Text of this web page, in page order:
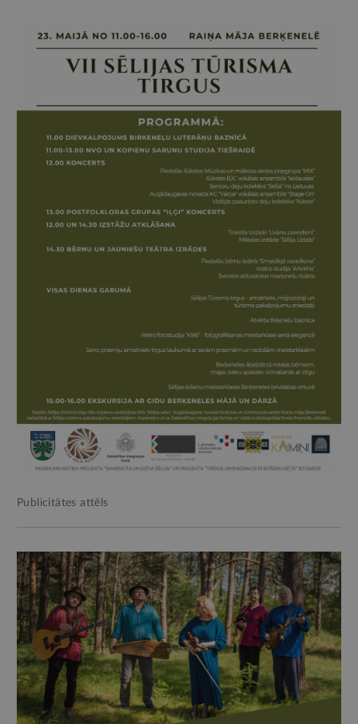
Publicitātes attēls